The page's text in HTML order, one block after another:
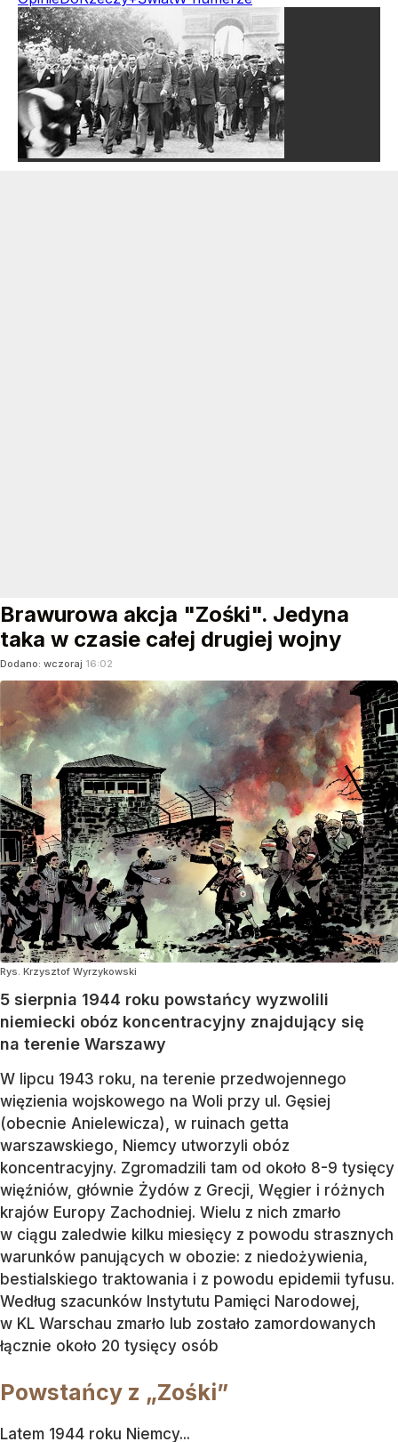
Brawurowa akcja "Zośki". Jedyna
taka w czasie całej drugiej wojny
Dodano: wczoraj 16:02
Rys. Krzysztof Wyrzykowski
5 sierpnia 1944 roku powstańcy wyzwolili
niemiecki obóz koncentracyjny znajdujący się
na terenie Warszawy
W lipcu 1943 roku, na terenie przedwojennego
więzienia wojskowego na Woli przy ul. Gęsiej
(obecnie Anielewicza), w ruinach getta
warszawskiego, Niemcy utworzyli obóz
koncentracyjny. Zgromadzili tam od około 8-9 tysięcy
więźniów, głównie Żydów z Grecji, Węgier i różnych
krajów Europy Zachodniej. Wielu z nich zmarło
w ciągu zaledwie kilku miesięcy z powodu strasznych
warunków panujących w obozie: z niedożywienia,
bestialskiego traktowania i z powodu epidemii tyfusu.
Według szacunków Instytutu Pamięci Narodowej,
w KL Warschau zmarło lub zostało zamordowanych
łącznie około 20 tysięcy osób
Powstańcy z „Zośki”
Latem 1944 roku Niemcy...